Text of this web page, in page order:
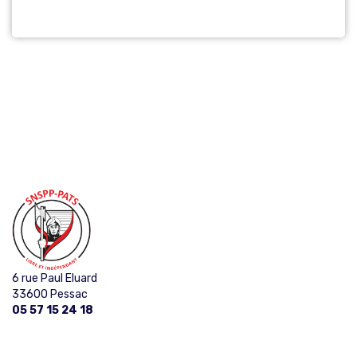
6 rue Paul Eluard
33600 Pessac
05 57 15 24 18